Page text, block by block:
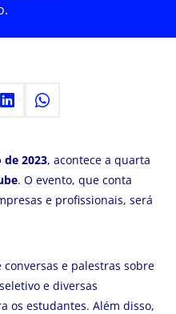
de 2023, acontece a quarta
. O evento, que conta
e profissionais, será
e palestras sobre
e diversas
os estudantes. Além disso,